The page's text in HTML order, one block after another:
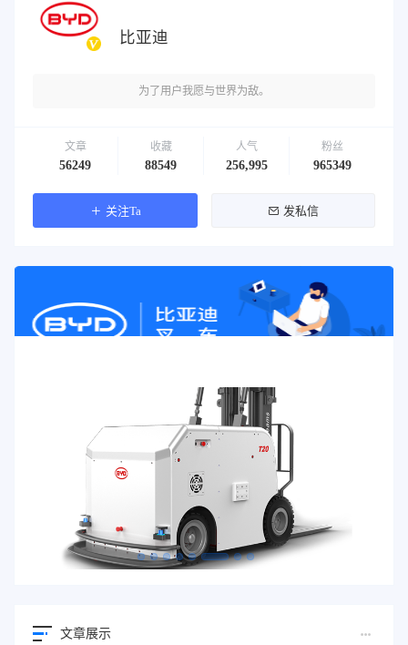
比亚迪
为了用户我愿与世界为敌。
文章
56249
收藏
88549
人气
256,995
粉丝
965349
关注Ta 发私信
文章展示